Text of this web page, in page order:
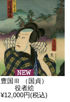
豊国Ⅲ （国貞）
役者絵
¥12,000円(税込)